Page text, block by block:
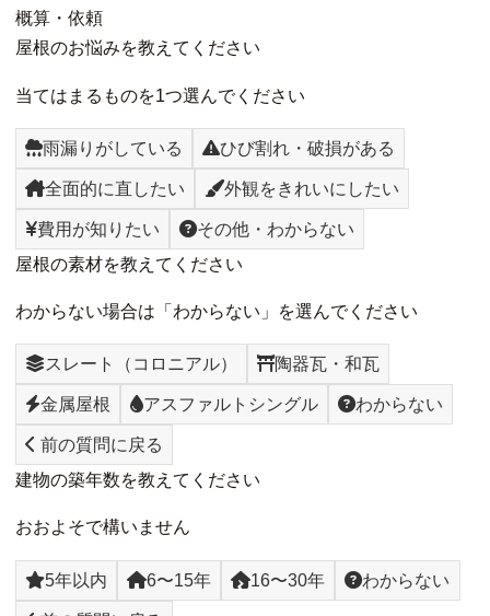
概算・依頼
屋根のお悩みを教えてください
当てはまるものを1つ選んでください
雨漏りがしている ひび割れ・破損がある
全面的に直したい 外観をきれいにしたい
費用が知りたい
その他・わからない
屋根の素材を教えてください
わからない場合は「わからない」を選んでください
スレート（コロニアル） 陶器瓦・和瓦
金属屋根 アスファルトシングル わからない
前の質問に戻る
建物の築年数を教えてください
おおよそで構いません
5年以内 6〜15年 16〜30年 わからない